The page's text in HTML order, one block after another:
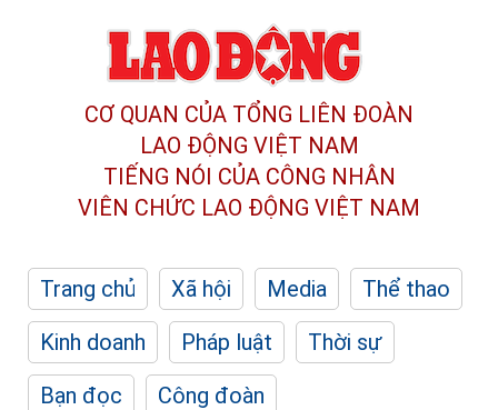
CƠ QUAN CỦA TỔNG LIÊN ĐOÀN
LAO ĐỘNG VIỆT NAM
TIẾNG NÓI CỦA CÔNG NHÂN
VIÊN CHỨC LAO ĐỘNG VIỆT NAM
Trang chủ Xã hội Media
Thể thao
Kinh doanh
Pháp luật
Thời sự
Bạn đọc
Công đoàn